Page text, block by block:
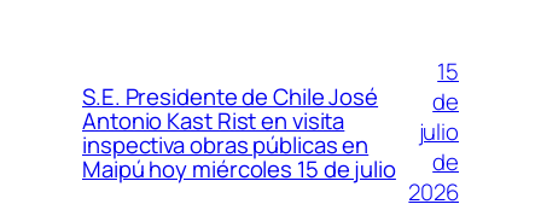
S.E. Presidente de Chile José
Antonio Kast Rist en visita
inspectiva obras públicas en
Maipú hoy miércoles 15 de julio
15
de
julio
de
2026